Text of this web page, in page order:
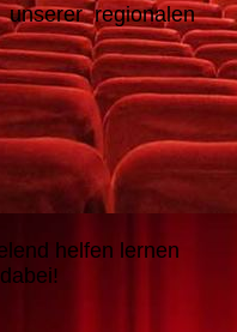
regionalen
helfen lernen